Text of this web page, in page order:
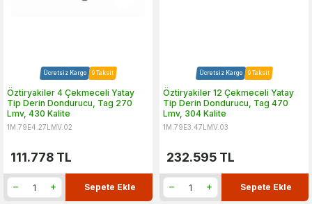
Ücretsiz Kargo 9 Taksit
Öztiryakiler 4 Çekmeceli Yatay
Tip Derin Dondurucu, Tag 270
Lmv, 430 Kalite
1M.79E4.27LMV.02
111.778 TL
Sepete Ekle
Ücretsiz Kargo 9 Taksit
Öztiryakiler 12 Çekmeceli Yatay
Tip Derin Dondurucu, Tag 470
Lmv, 304 Kalite
1M.79E3.47LMV.03
232.595 TL
Sepete Ekle